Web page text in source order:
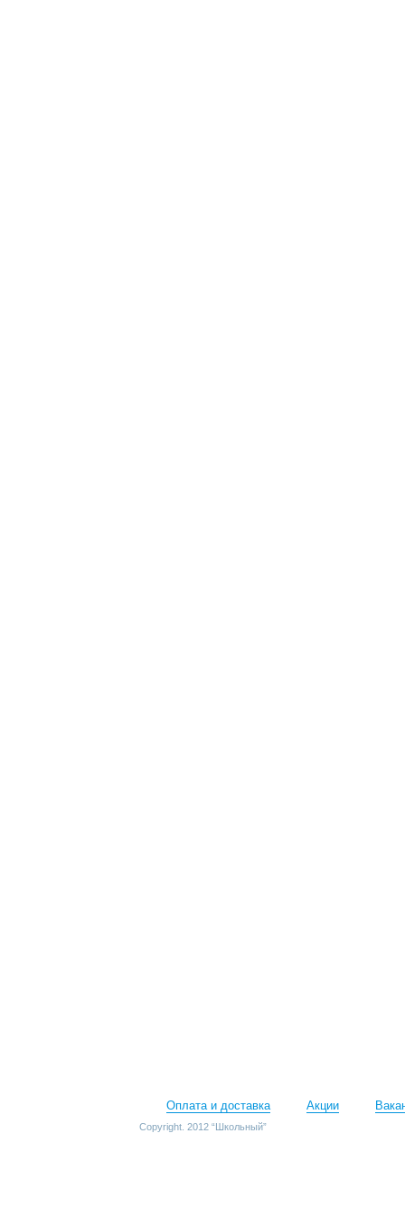
Оплата и доставка Акции
Copyright. 2012 “Школьный”